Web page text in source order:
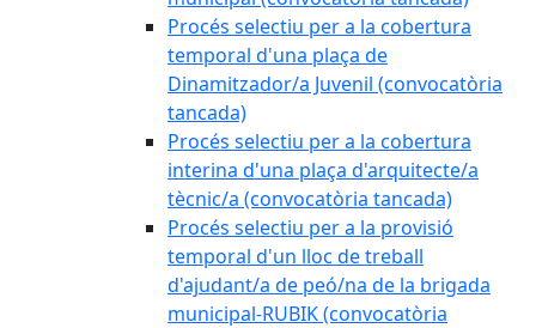
Procés selectiu per a la cobertura
temporal d'una plaça de
Dinamitzador/a Juvenil (convocatòria
tancada)
Procés selectiu per a la cobertura
interina d'una plaça d'arquitecte/a
tècnic/a (convocatòria tancada)
Procés selectiu per a la provisió
temporal d'un lloc de treball
d'ajudant/a de peó/na de la brigada
municipal-RUBIK (convocatòria